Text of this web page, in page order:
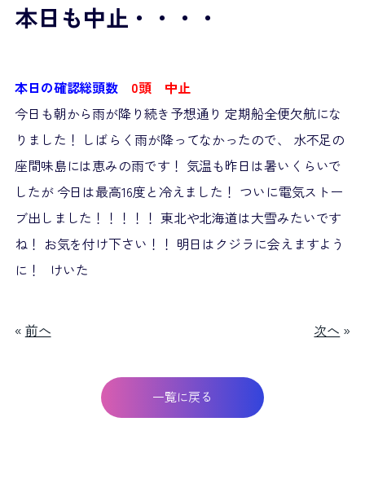
本日も中止・・・・
本日の確認総頭数 0頭 中止
今日も朝から雨が降り続き予想通り 定期船全便欠航にな
りました！ しばらく雨が降ってなかったので、 水不足の
座間味島には恵みの雨です！ 気温も昨日は暑いくらいで
したが 今日は最高16度と冷えました！ ついに電気ストー
ブ出しました！！！！！ 東北や北海道は大雪みたいです
ね！ お気を付け下さい！！ 明日はクジラに会えますよう
に！ けいた
« 前へ 次へ »
一覧に戻る